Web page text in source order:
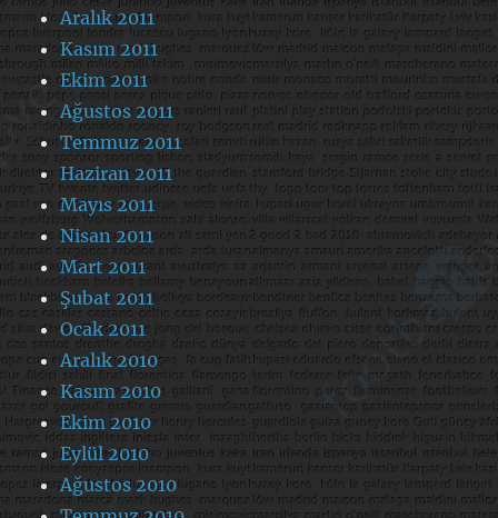
Aralık 2011
Kasım 2011
Ekim 2011
Ağustos 2011
Temmuz 2011
Haziran 2011
Mayıs 2011
Nisan 2011
Mart 2011
Şubat 2011
Ocak 2011
Aralık 2010
Kasım 2010
Ekim 2010
Eylül 2010
Ağustos 2010